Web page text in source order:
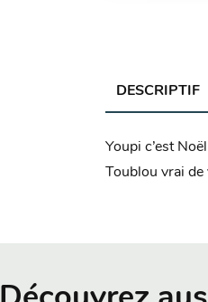
DESCRIPTIF
Youpi c’est
Toublou vrai